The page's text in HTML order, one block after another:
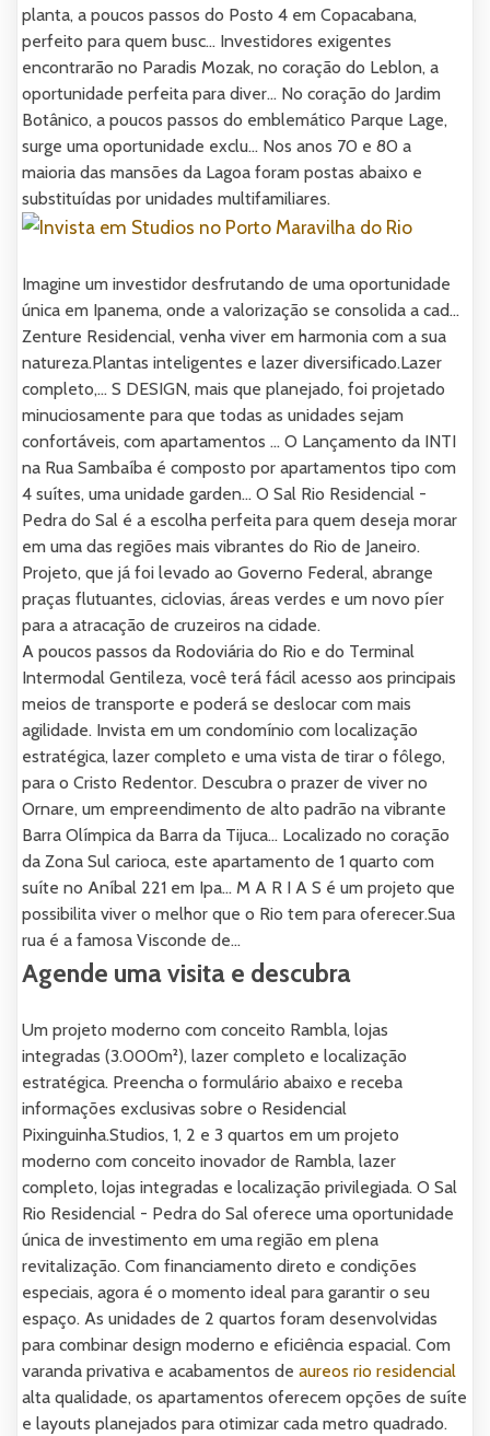
planta, a poucos passos do Posto 4 em Copacabana,
perfeito para quem busc... Investidores exigentes
encontrarão no Paradis Mozak, no coração do Leblon, a
oportunidade perfeita para diver... No coração do Jardim
Botânico, a poucos passos do emblemático Parque Lage,
surge uma oportunidade exclu... Nos anos 70 e 80 a
maioria das mansões da Lagoa foram postas abaixo e
substituídas por unidades multifamiliares.
Imagine um investidor desfrutando de uma oportunidade
única em Ipanema, onde a valorização se consolida a cad...
Zenture Residencial, venha viver em harmonia com a sua
natureza.Plantas inteligentes e lazer diversificado.Lazer
completo,... S DESIGN, mais que planejado, foi projetado
minuciosamente para que todas as unidades sejam
confortáveis, com apartamentos ... O Lançamento da INTI
na Rua Sambaíba é composto por apartamentos tipo com
4 suítes, uma unidade garden... O Sal Rio Residencial -
Pedra do Sal é a escolha perfeita para quem deseja morar
em uma das regiões mais vibrantes do Rio de Janeiro.
Projeto, que já foi levado ao Governo Federal, abrange
praças flutuantes, ciclovias, áreas verdes e um novo píer
para a atracação de cruzeiros na cidade.
A poucos passos da Rodoviária do Rio e do Terminal
Intermodal Gentileza, você terá fácil acesso aos principais
meios de transporte e poderá se deslocar com mais
agilidade. Invista em um condomínio com localização
estratégica, lazer completo e uma vista de tirar o fôlego,
para o Cristo Redentor. Descubra o prazer de viver no
Ornare, um empreendimento de alto padrão na vibrante
Barra Olímpica da Barra da Tijuca... Localizado no coração
da Zona Sul carioca, este apartamento de 1 quarto com
suíte no Aníbal 221 em Ipa... M A R I A S é um projeto que
possibilita viver o melhor que o Rio tem para oferecer.Sua
rua é a famosa Visconde de...
Agende uma visita e descubra
Um projeto moderno com conceito Rambla, lojas
integradas (3.000m²), lazer completo e localização
estratégica. Preencha o formulário abaixo e receba
informações exclusivas sobre o Residencial
Pixinguinha.Studios, 1, 2 e 3 quartos em um projeto
moderno com conceito inovador de Rambla, lazer
completo, lojas integradas e localização privilegiada. O Sal
Rio Residencial - Pedra do Sal oferece uma oportunidade
única de investimento em uma região em plena
revitalização. Com financiamento direto e condições
especiais, agora é o momento ideal para garantir o seu
espaço. As unidades de 2 quartos foram desenvolvidas
para combinar design moderno e eficiência espacial. Com
varanda privativa e acabamentos de aureos rio residencial
alta qualidade, os apartamentos oferecem opções de suíte
e layouts planejados para otimizar cada metro quadrado.